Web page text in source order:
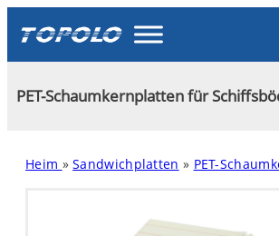
content
PET-Schaumkernplatten für
Heim »Sandwichplatten » PET-